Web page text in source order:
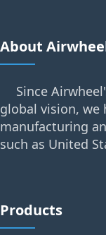
About
Since
global vision, we
manufacturing
such as United
Products